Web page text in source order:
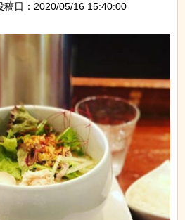
稿日：2020/05/16 15:40:00